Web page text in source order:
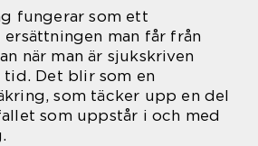
fungerar som ett
man får från
när man är sjukskriven
tid. Det blir som en
som täcker upp en del
som uppstår i och med